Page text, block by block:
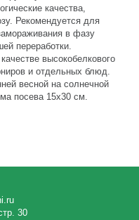
качества,
Рекомендуется для
в фазу
переработки.
высокобелкового
и отдельных блюд.
весной на солнечной
посева 15x30 см.
30